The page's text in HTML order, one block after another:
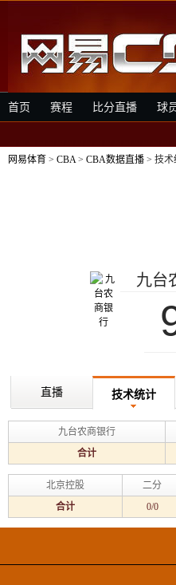
首页 赛程 比分直播 球
网易体育 > CBA> CBA数据直播 > 技术
九台
直播 技术统计
九台农商银行
合计
北京控股 二分
合计
0/0